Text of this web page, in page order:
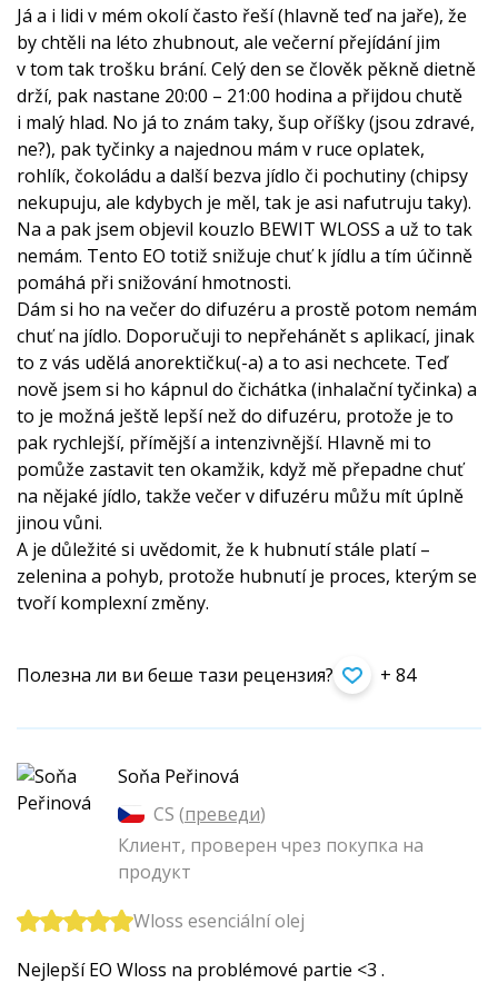
Já a i lidi v mém okolí často řeší (hlavně teď na jaře), že
by chtěli na léto zhubnout, ale večerní přejídání jim
v tom tak trošku brání. Celý den se člověk pěkně dietně
drží, pak nastane 20:00 – 21:00 hodina a přijdou chutě
i malý hlad. No já to znám taky, šup oříšky (jsou zdravé,
ne?), pak tyčinky a najednou mám v ruce oplatek,
rohlík, čokoládu a další bezva jídlo či pochutiny (chipsy
nekupuju, ale kdybych je měl, tak je asi nafutruju taky).
Na a pak jsem objevil kouzlo BEWIT WLOSS a už to tak
nemám. Tento EO totiž snižuje chuť k jídlu a tím účinně
pomáhá při snižování hmotnosti.
Dám si ho na večer do difuzéru a prostě potom nemám
chuť na jídlo. Doporučuji to nepřehánět s aplikací, jinak
to z vás udělá anorektičku(-a) a to asi nechcete. Teď
nově jsem si ho kápnul do čichátka (inhalační tyčinka) a
to je možná ještě lepší než do difuzéru, protože je to
pak rychlejší, přímější a intenzivnější. Hlavně mi to
pomůže zastavit ten okamžik, když mě přepadne chuť
na nějaké jídlo, takže večer v difuzéru můžu mít úplně
jinou vůni.
A je důležité si uvědomit, že k hubnutí stále platí –
zelenina a pohyb, protože hubnutí je proces, kterým se
tvoří komplexní změny.
Полезна ли ви беше тази рецензия? + 84
Soňa Peřinová
CS (преведи)
Клиент, проверен чрез покупка на
продукт
Wloss esenciální olej
Nejlepší EO Wloss na problémové partie <3 .